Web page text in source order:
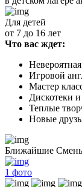
Для детей
от 7 до 16 лет
Что вас ждет:
Игровой
Мастер
Дискотеки
Теплые
Новые
Ближайшие
1 фото